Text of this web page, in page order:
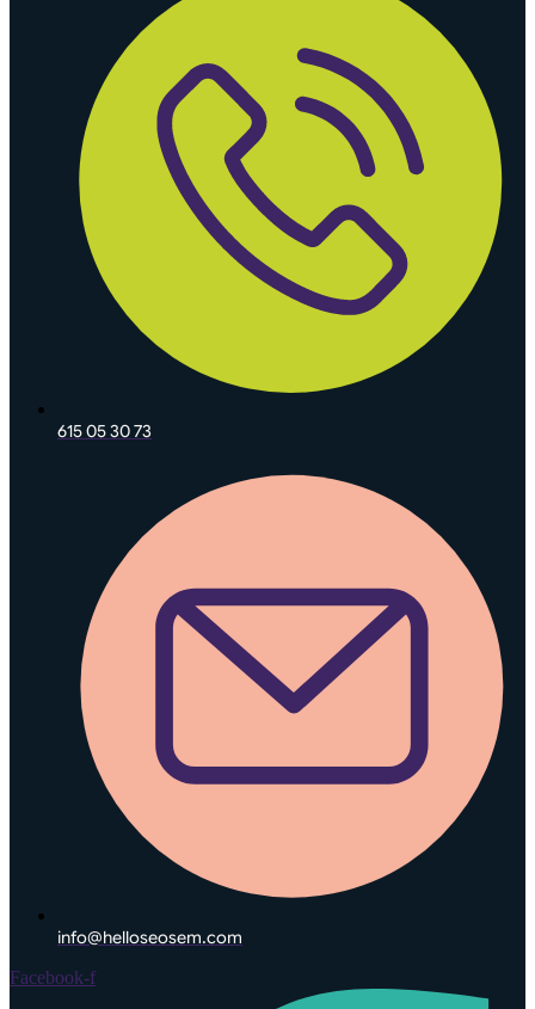
615 05 30 73
info@helloseosem.com
Facebook-f